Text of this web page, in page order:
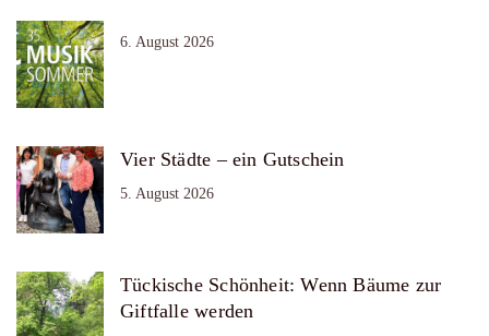
6. August 2026
Vier Städte – ein Gutschein
5. August 2026
Tückische Schönheit: Wenn Bäume zur
Giftfalle werden